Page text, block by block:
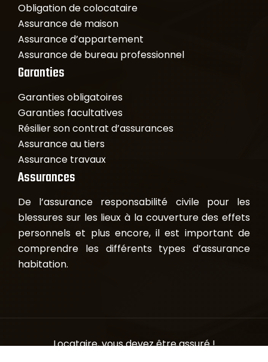
Obligation de colocataire
Assurance de maison
Assurance d’appartement
Assurance de bureau professionnel
Garanties
Garanties obligatoires
Garanties facultatives
Résilier son contrat d’assurances
Assurance au tiers
Assurance travaux
Assurances
De l’assurance responsabilité civile pour les
blessures sur les lieux à la couverture des effets
personnels et plus encore, il est important de
comprendre les différents types d’assurance
habitation.
Locataire, vous devez être assuré !